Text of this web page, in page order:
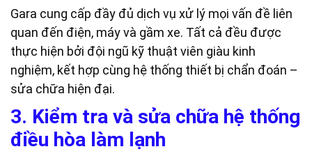
Gara cung cấp đầy đủ dịch vụ xử lý mọi vấn đề liên
quan đến điện, máy và gầm xe. Tất cả đều được
thực hiện bởi đội ngũ kỹ thuật viên giàu kinh
nghiệm, kết hợp cùng hệ thống thiết bị chẩn đoán –
sửa chữa hiện đại.
3. Kiểm tra và sửa chữa hệ thống
điều hòa làm lạnh